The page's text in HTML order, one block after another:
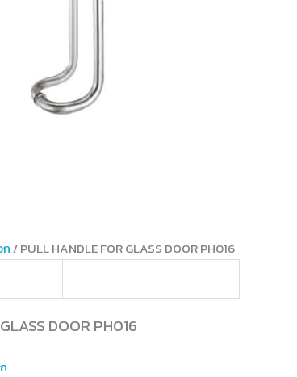
ก / PULL HANDLE FOR GLASS DOOR PH016
DOOR PH016